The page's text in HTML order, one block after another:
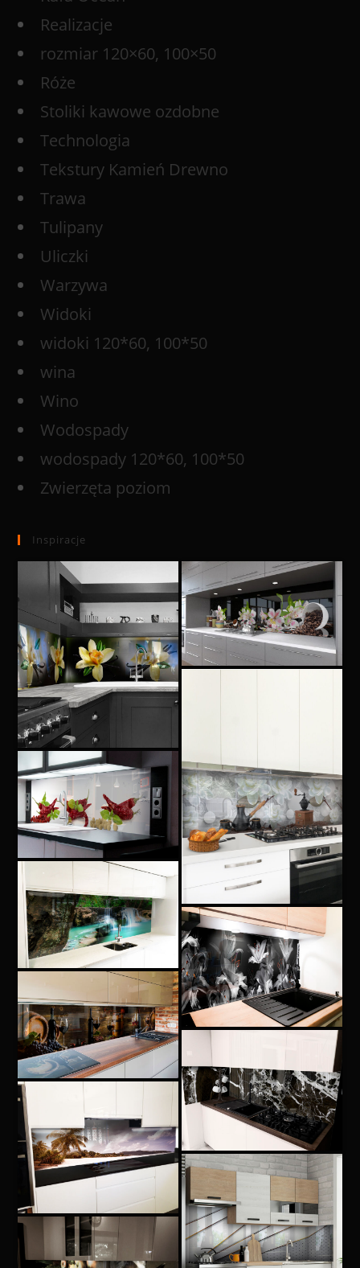
Realizacje
rozmiar 120×60, 100×50
Róże
Stoliki kawowe ozdobne
Technologia
Tekstury Kamień Drewno
Trawa
Tulipany
Uliczki
Warzywa
Widoki
widoki 120*60, 100*50
wina
Wino
Wodospady
wodospady 120*60, 100*50
Zwierzęta poziom
Inspiracje